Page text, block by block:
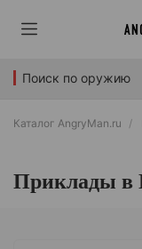
Поиск по оружию
Каталог AngryMan.ru
Приклады в